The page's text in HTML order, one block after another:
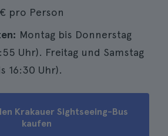
pro Person
Montag bis Donnerstag
Uhr). Freitag und Samstag
16:30 Uhr).
Krakauer Sightseeing-Bus
kaufen